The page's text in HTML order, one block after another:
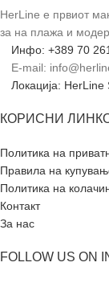
HerLine е првиот
за на плажа и
Инфо: +389 70
E-mail:
Локација:
КОРИСНИ
Политика на
Правила на
Политика на
Контакт
За нас
FOLLOW US ON